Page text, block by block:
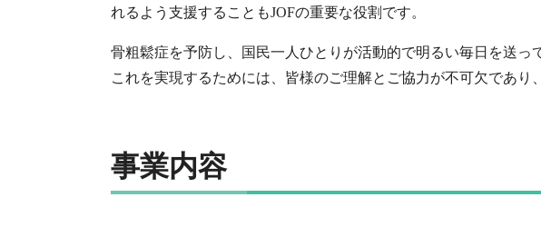
れるよう支援することもJOFの重要な役割です。
骨粗鬆症を予防し、国民一人ひとりが活動的で明るい毎日を送
これを実現するためには、皆様のご理解とご協力が不可欠であり
事業内容